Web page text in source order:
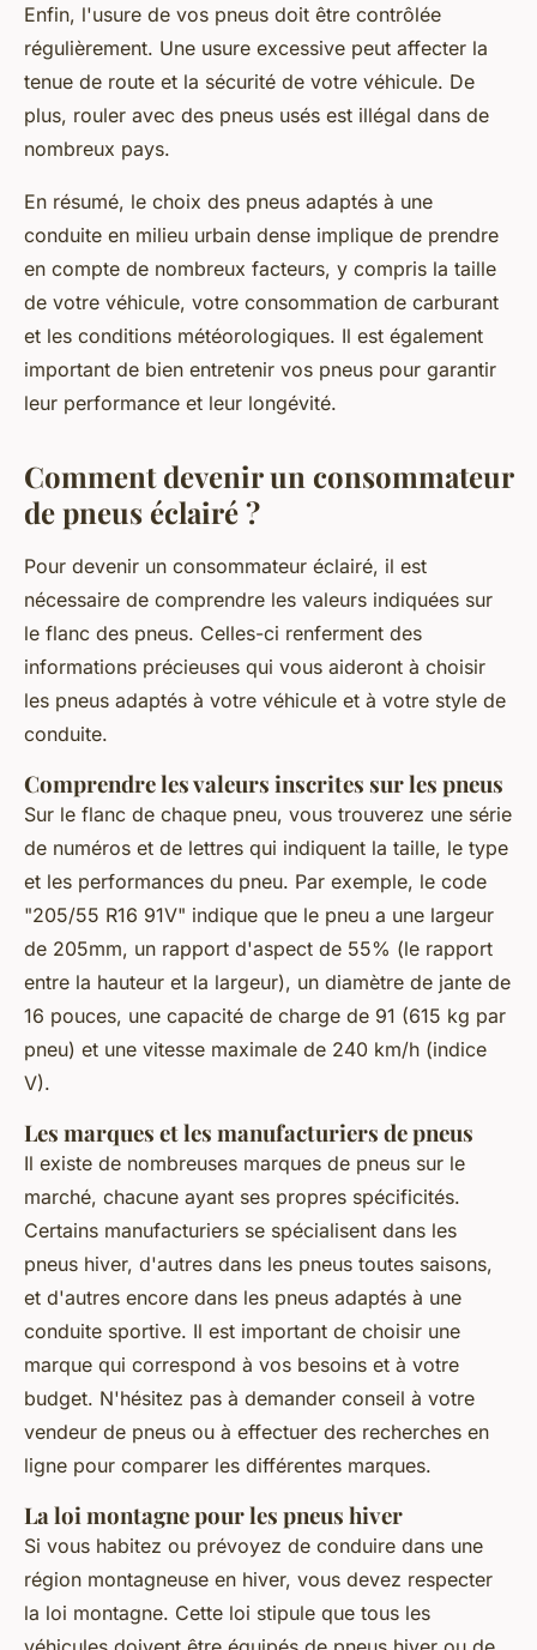
Enfin, l'usure de vos pneus doit être contrôlée
régulièrement. Une usure excessive peut affecter la
tenue de route et la sécurité de votre véhicule. De
plus, rouler avec des pneus usés est illégal dans de
nombreux pays.
En résumé, le choix des pneus adaptés à une
conduite en milieu urbain dense implique de prendre
en compte de nombreux facteurs, y compris la taille
de votre véhicule, votre consommation de carburant
et les conditions météorologiques. Il est également
important de bien entretenir vos pneus pour garantir
leur performance et leur longévité.
Comment devenir un consommateur
de pneus éclairé ?
Pour devenir un consommateur éclairé, il est
nécessaire de comprendre les valeurs indiquées sur
le flanc des pneus. Celles-ci renferment des
informations précieuses qui vous aideront à choisir
les pneus adaptés à votre véhicule et à votre style de
conduite.
Comprendre les valeurs inscrites sur les pneus
Sur le flanc de chaque pneu, vous trouverez une série
de numéros et de lettres qui indiquent la taille, le type
et les performances du pneu. Par exemple, le code
"205/55 R16 91V" indique que le pneu a une largeur
de 205mm, un rapport d'aspect de 55% (le rapport
entre la hauteur et la largeur), un diamètre de jante de
16 pouces, une capacité de charge de 91 (615 kg par
pneu) et une vitesse maximale de 240 km/h (indice
V).
Les marques et les manufacturiers de pneus
Il existe de nombreuses marques de pneus sur le
marché, chacune ayant ses propres spécificités.
Certains manufacturiers se spécialisent dans les
pneus hiver, d'autres dans les pneus toutes saisons,
et d'autres encore dans les pneus adaptés à une
conduite sportive. Il est important de choisir une
marque qui correspond à vos besoins et à votre
budget. N'hésitez pas à demander conseil à votre
vendeur de pneus ou à effectuer des recherches en
ligne pour comparer les différentes marques.
La loi montagne pour les pneus hiver
Si vous habitez ou prévoyez de conduire dans une
région montagneuse en hiver, vous devez respecter
la loi montagne. Cette loi stipule que tous les